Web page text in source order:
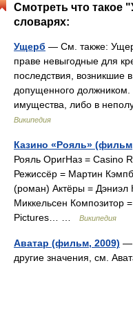
Смотреть что такое
словарях:
Ущерб — См. также:
праве невыгодные для
последствия, возникшие
допущенного
имущества, либо в
Википедия
Казино «Рояль»
Рояль ОригНаз = Casino
Режиссёр = Мартин
(роман) Актёры = Дэниэл
Миккельсен Композитор
Pictures… …
Википедия
Аватар (фильм, 2009) —
другие значения, см.